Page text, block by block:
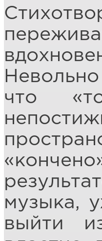
что
музыка,
выйти